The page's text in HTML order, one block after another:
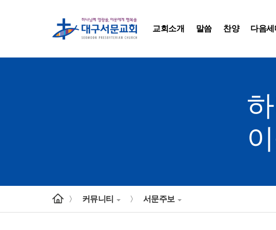
교회소개 말씀 찬양 다음세
> 커뮤니티 > 서문주보